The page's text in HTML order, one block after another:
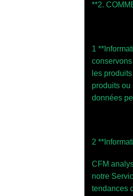
**2.
1
les
produits
données
2
CFM
notre
tendances